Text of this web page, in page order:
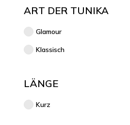
ART DER TUNIKA
Glamour
Klassisch
LÄNGE
Kurz